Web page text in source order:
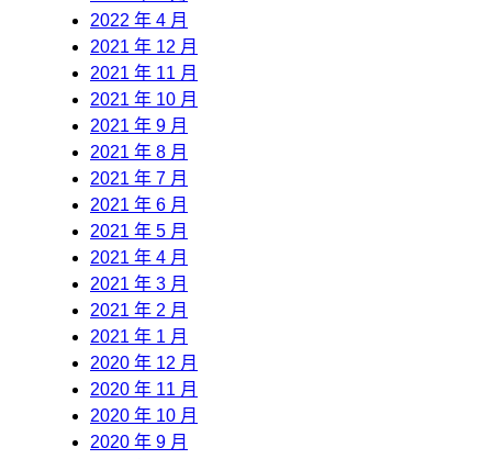
2022 年 4 月
2021 年 12 月
2021 年 11 月
2021 年 10 月
2021 年 9 月
2021 年 8 月
2021 年 7 月
2021 年 6 月
2021 年 5 月
2021 年 4 月
2021 年 3 月
2021 年 2 月
2021 年 1 月
2020 年 12 月
2020 年 11 月
2020 年 10 月
2020 年 9 月